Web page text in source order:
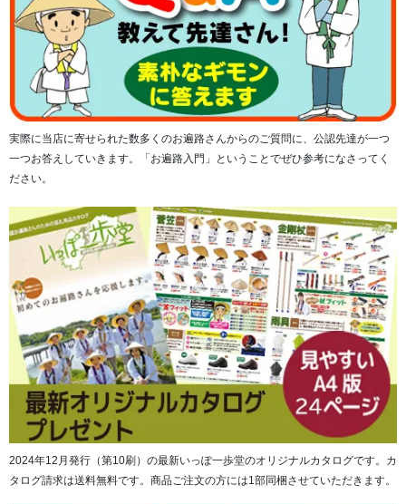
実際に当店に寄せられた数多くのお遍路さんからのご質問に、公認先達が一つ
一つお答えしていきます。「お遍路入門」ということでぜひ参考になさってく
ださい。
2024年12月発行（第10刷）の最新いっぽ一歩堂のオリジナルカタログです。カ
タログ請求は送料無料です。商品ご注文の方には1部同梱させていただきます。